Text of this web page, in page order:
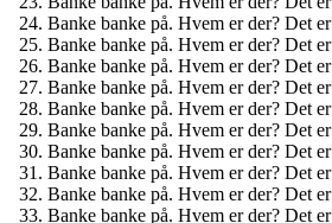
Banke banke på. Hvem er der? Det
Banke banke på. Hvem er der? Det
Banke banke på. Hvem er der? Det
Banke banke på. Hvem er der? Det
Banke banke på. Hvem er der? Det
Banke banke på. Hvem er der? Det
Banke banke på. Hvem er der? Det
Banke banke på. Hvem er der? Det
Banke banke på. Hvem er der? Det
Banke banke på. Hvem er der? Det